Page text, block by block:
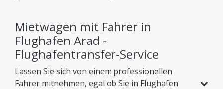
Mietwagen mit Fahrer in
Flughafen Arad -
Flughafentransfer-Service
Lassen Sie sich von einem professionellen
Fahrer mitnehmen, egal ob Sie in Flughafen